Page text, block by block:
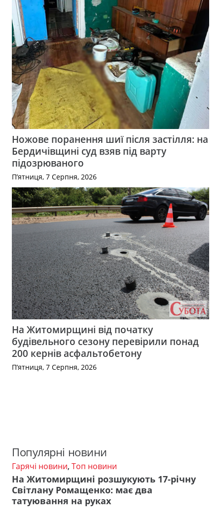
Ножове поранення шиї після застілля: на
Бердичівщині суд взяв під варту
підозрюваного
П’ятниця, 7 Серпня, 2026
На Житомирщині від початку
будівельного сезону перевірили понад
200 кернів асфальтобетону
П’ятниця, 7 Серпня, 2026
Популярні новини
Гарячі новини, Топ новини
На Житомирщині розшукують 17-річну
Світлану Ромащенко: має два
татуювання на руках